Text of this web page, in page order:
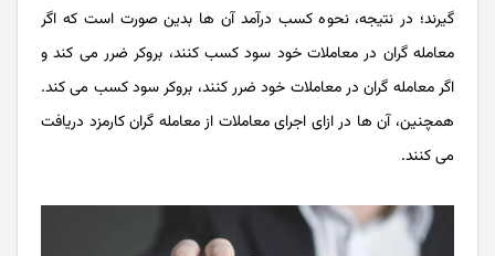
گیرند؛ در نتیجه، نحوه کسب درآمد آن ها بدین صورت است که اگر
معامله گران در معاملات خود سود کسب کنند، بروکر ضرر می کند و
اگر معامله گران در معاملات خود ضرر کنند، بروکر سود کسب می کند.
همچنین، آن ها در ازای اجرای معاملات از معامله گران کارمزد دریافت
می کنند.